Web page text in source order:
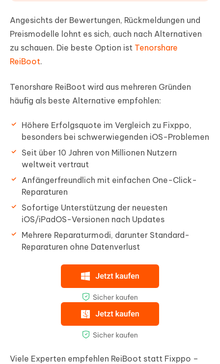
Angesichts der Bewertungen, Rückmeldungen und
Preismodelle lohnt es sich, auch nach Alternativen
zu schauen. Die beste Option ist Tenorshare
ReiBoot.
Tenorshare ReiBoot wird aus mehreren Gründen
häufig als beste Alternative empfohlen:
Höhere Erfolgsquote im Vergleich zu Fixppo,
besonders bei schwerwiegenden iOS-Problemen
Seit über 10 Jahren von Millionen Nutzern
weltweit vertraut
Anfängerfreundlich mit einfachen One-Click-
Reparaturen
Sofortige Unterstützung der neuesten
iOS/iPadOS-Versionen nach Updates
Mehrere Reparaturmodi, darunter Standard-
Reparaturen ohne Datenverlust
Viele Experten empfehlen ReiBoot statt Fixppo –